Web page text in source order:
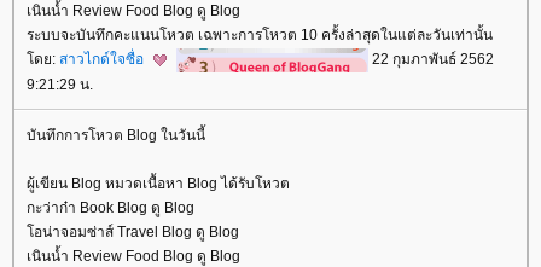
เนินน้ำ Review Food Blog ดู Blog
ระบบจะบันทึกคะแนนโหวต เฉพาะการโหวต 10 ครั้งล่าสุดในแต่ละวันเท่านั้น
ดย: สาวไกด์ใจซื่อ
22 กุมภาพันธ์ 2562
9:21:29 น.
บันทึกการโหวต Blog ในวันนี้
ผู้เขียน Blog หมวดเนื้อหา Blog ได้รับโหวต
กะว่าก๋า Book Blog ดู Blog
อน่าจอมซ่าส์ Travel Blog ดู Blog
เนินน้ำ Review Food Blog ดู Blog